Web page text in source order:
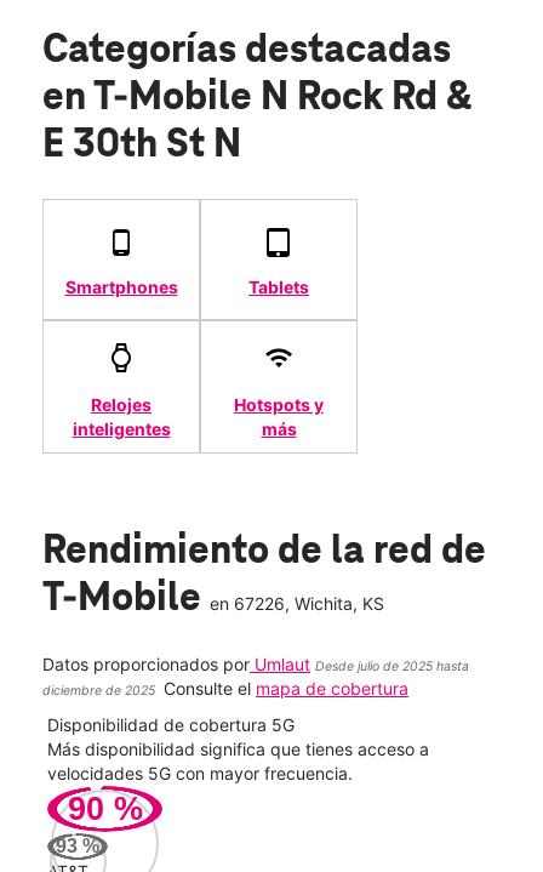
Categorías destacadas
en T-Mobile N Rock Rd &
E 30th St N
Smartphones Tablets
Relojes
inteligentes
Hotspots y
más
Rendimiento de la red de
T-Mobile en 67226, Wichita, KS
Datos proporcionados por Umlaut Desde julio de 2025 hasta
diciembre de 2025
Consulte el mapa de cobertura
Disponibilidad de cobertura 5G
Más disponibilidad significa que tienes acceso a
velocidades 5G con mayor frecuencia.
90 %
93 %